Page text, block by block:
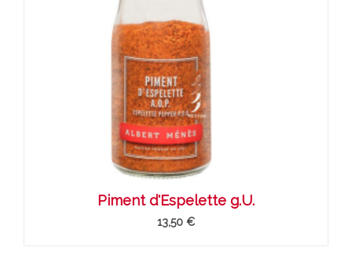
Piment d'Espelette g.U.
13,50 €